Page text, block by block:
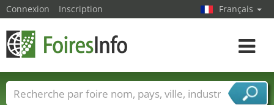
Connexion Inscription Français
Toggle